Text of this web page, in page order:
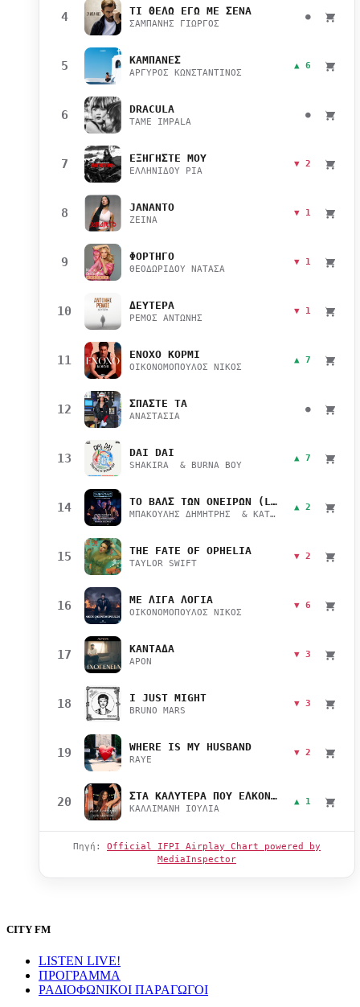
4 ΤΙ ΘΕΛΩ ΕΓΩ ΜΕ ΣΕΝΑ
ΣΑΜΠΑΝΗΣ ΓΙΩΡΓΟΣ
●
5 ΚΑΜΠΑΝΕΣ
ΑΡΓΥΡΟΣ ΚΩΝΣΤΑΝΤΙΝΟΣ
▲ 6
6 DRACULA
TAME IMPALA
●
7 ΕΞΗΓΗΣΤΕ ΜΟΥ
ΕΛΛΗΝΙΔΟΥ ΡΙΑ
▼ 2
8 JANANTO
ZEINA
▼ 1
9 ΦΟΡΤΗΓΟ
ΘΕΟΔΩΡΙΔΟΥ ΝΑΤΑΣΑ
▼ 1
10 ΔΕΥΤΕΡΑ
ΡΕΜΟΣ ΑΝΤΩΝΗΣ
▼ 1
11 ΕΝΟΧΟ ΚΟΡΜΙ
ΟΙΚΟΝΟΜΟΠΟΥΛΟΣ ΝΙΚΟΣ
▲ 7
12 ΣΠΑΣΤΕ ΤΑ
ΑΝΑΣΤΑΣΙΑ
●
13 DAI DAI
SHAKIRA & BURNA BOY
▲ 7
14 ΤΟ ΒΑΛΣ ΤΩΝ ΟΝΕΙΡΩΝ (LIVE)
ΜΠΑΚΟΥΛΗΣ ΔΗΜΗΤΡΗΣ & ΚΑΤΣΙΜΙΧΑ ΜΑΡΙΑΝΑ
▲ 2
15 THE FATE OF OPHELIA
TAYLOR SWIFT
▼ 2
16 ΜΕ ΛΙΓΑ ΛΟΓΙΑ
ΟΙΚΟΝΟΜΟΠΟΥΛΟΣ ΝΙΚΟΣ
▼ 6
17 ΚΑΝΤΑΔΑ
APON
▼ 3
18 I JUST MIGHT
BRUNO MARS
▼ 3
19 WHERE IS MY HUSBAND
RAYE
▼ 2
20 ΣΤΑ ΚΑΛΥΤΕΡΑ ΠΟΥ ΕΛΚΟΝΤΑΙ
ΚΑΛΛΙΜΑΝΗ ΙΟΥΛΙΑ
▲ 1
Πηγή: Official IFPI Airplay Chart powered by
MediaInspector
CITY FM
LISTEN LIVE!
ΠΡΟΓΡΑΜΜΑ
ΡΑΔΙΟΦΩΝΙΚΟΙ ΠΑΡΑΓΩΓΟΙ